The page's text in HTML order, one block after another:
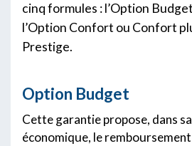
cinq formules : l’Option
l’Option Confort ou Confort
Prestige.
Option Budget
Cette garantie propose, dans
économique, le